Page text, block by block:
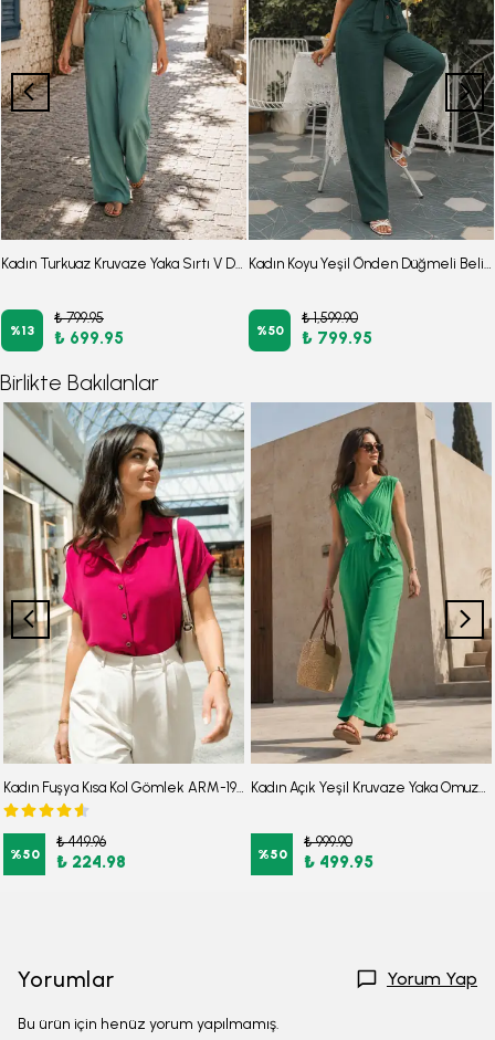
%13
₺ 799.95
₺ 699.95 %50
₺ 1,599.90
₺ 799.95
Birlikte Bakılanlar
%50
₺ 449.96
₺ 224.98 %50
₺ 999.90
₺ 499.95
Yorumlar Yorum Yap
Bu ürün için henüz yorum yapılmamış.